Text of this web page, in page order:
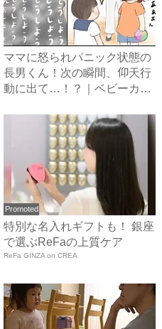
ママに怒られパニック状態の
長男くん！次の瞬間、仰天行
動に出て…！？｜ベビーカレ
Promoted
特別な名入れギフトも！ 銀座
で選ぶReFaの上質ケア
ReFa GINZA on CREA